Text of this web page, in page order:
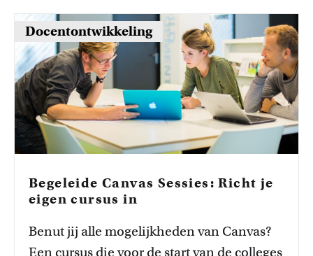
studenten meer willen activeren en meer
discussie willen tijdens de les?
Docentontwikkeling
Begeleide Canvas Sessies: Richt je
eigen cursus in
Benut jij alle mogelijkheden van Canvas?
Een cursus die voor de start van de colleges